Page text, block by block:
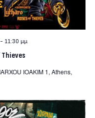
11:30 μμ
IOAKIM 1, Athens,